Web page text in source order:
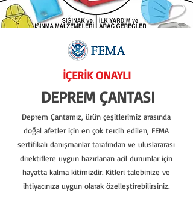
İÇERİK ONAYLI
DEPREM ÇANTASI
Deprem Çantamız, ürün çeşitlerimiz arasında
doğal afetler için en çok tercih edilen, FEMA
sertifikalı danışmanlar tarafından ve uluslararası
direktiflere uygun hazırlanan acil durumlar için
hayatta kalma kitimizdir. Kitleri talebinize ve
ihtiyacınıza uygun olarak özelleştirebilirsiniz.